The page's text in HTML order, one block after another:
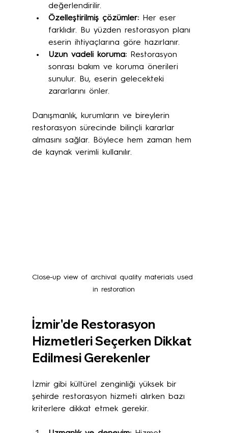
değerlendirilir.
Özelleştirilmiş çözümler: Her eser
farklıdır. Bu yüzden restorasyon planı
eserin ihtiyaçlarına göre hazırlanır.
Uzun vadeli koruma: Restorasyon
sonrası bakım ve koruma önerileri
sunulur. Bu, eserin gelecekteki
zararlarını önler.
Danışmanlık, kurumların ve bireylerin
restorasyon sürecinde bilinçli kararlar
almasını sağlar. Böylece hem zaman hem
de kaynak verimli kullanılır.
Close-up view of archival quality materials used
in restoration
İzmir'de Restorasyon
Hizmetleri Seçerken Dikkat
Edilmesi Gerekenler
İzmir gibi kültürel zenginliği yüksek bir
şehirde restorasyon hizmeti alırken bazı
kriterlere dikkat etmek gerekir.